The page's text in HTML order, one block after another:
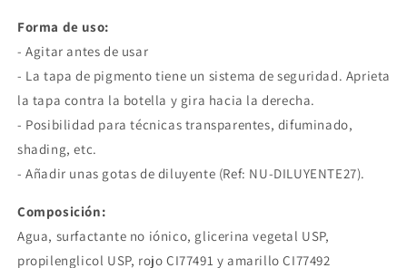
Forma de uso:
- Agitar antes de usar
- La tapa de pigmento tiene un sistema de seguridad. Aprieta
la tapa contra la botella y gira hacia la derecha.
- Posibilidad para técnicas transparentes, difuminado,
shading, etc.
- Añadir unas gotas de diluyente (Ref: NU-DILUYENTE27).
Composición:
Agua, surfactante no iónico, glicerina vegetal USP,
propilenglicol USP, rojo CI77491 y amarillo CI77492